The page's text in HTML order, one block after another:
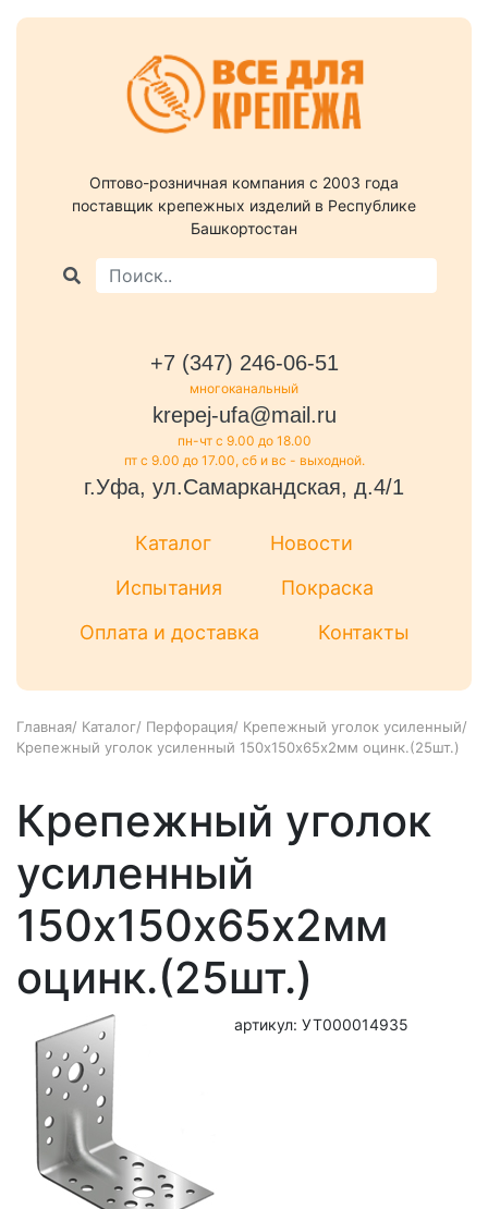
Оптово-розничная компания c 2003 года
поставщик крепежных изделий в Республике
Башкортостан
+7 (347) 246-06-51
многоканальный
krepej-ufa@mail.ru
пн-чт с 9.00 до 18.00
пт с 9.00 до 17.00, сб и вс - выходной.
г.Уфа, ул.Самаркандская, д.4/1
Каталог
Новости
Испытания
Покраска
Оплата и доставка
Контакты
Главная/ Каталог/ Перфорация/ Крепежный уголок усиленный/
Крепежный уголок усиленный 150х150х65х2мм оцинк.(25шт.)
Крепежный уголок
усиленный
150х150х65х2мм
оцинк.(25шт.)
артикул: УТ000014935